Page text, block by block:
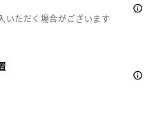
いただく場合がございます